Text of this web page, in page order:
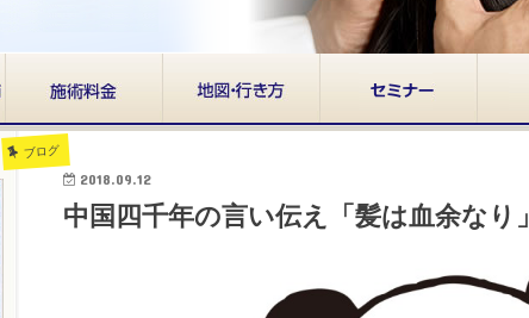
ブログ
2018.09.12
中国四千年の言い伝え「髪は血余なり」